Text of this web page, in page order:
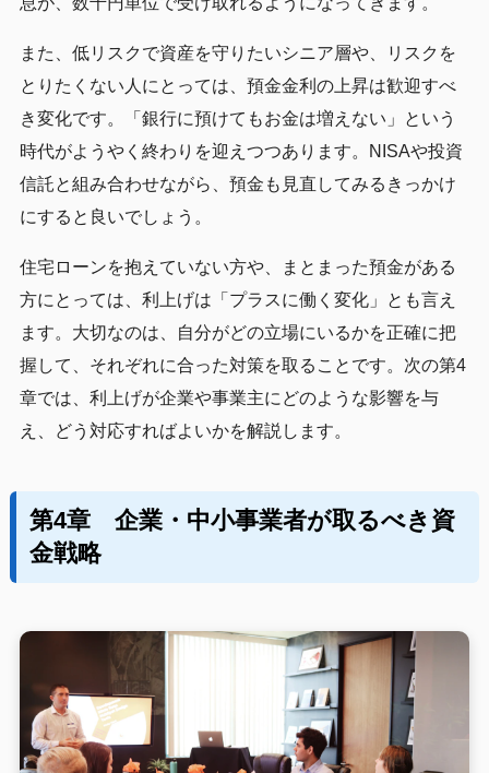
また、低リスクで資産を守りたいシニア層や、リスクを
とりたくない人にとっては、預金金利の上昇は歓迎すべ
き変化です。「銀行に預けてもお金は増えない」という
時代がようやく終わりを迎えつつあります。NISAや投資
信託と組み合わせながら、預金も見直してみるきっかけ
にすると良いでしょう。
住宅ローンを抱えていない方や、まとまった預金がある
方にとっては、利上げは「プラスに働く変化」とも言え
ます。大切なのは、自分がどの立場にいるかを正確に把
握して、それぞれに合った対策を取ることです。次の第4
章では、利上げが企業や事業主にどのような影響を与
え、どう対応すればよいかを解説します。
第4章 企業・中小事業者が取るべき資
金戦略